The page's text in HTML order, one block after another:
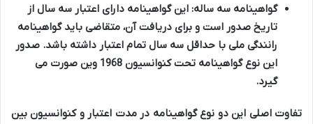
گواهینامه سه ساله: این گواهینامه دارای اعتبار سه سال از
تاریخ صدور است و برای دریافت آن، متقاضی باید گواهینامه
رانندگی ملی با حداقل سه سال تمام اعتبار داشته باشد. صدور
این نوع گواهینامه تحت کنوانسیون 1968 وین صورت می
گیرد.
تفاوت اصلی این دو نوع گواهینامه در مدت اعتبار و کنوانسیون بین